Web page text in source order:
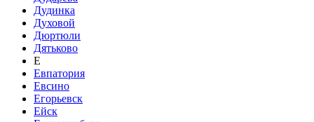
Дудинка
Духовой
Дюртюли
Дятьково
Е
Евпатория
Евсино
Егорьевск
Ейск